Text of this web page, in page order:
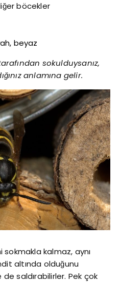
böcekler
beyaz
sokulduysanız,
anlamına gelir.
sokmakla kalmaz, aynı
altında olduğunu
saldırabilirler. Pek çok